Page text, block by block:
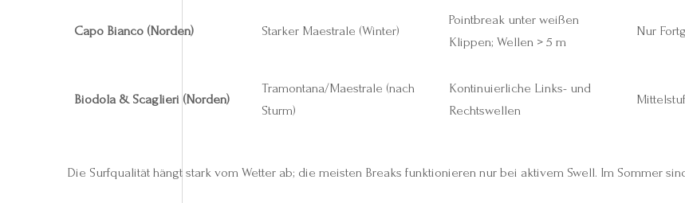
Capo Bianco (Norden) Starker Maestrale (Winter)
Pointbreak unter weißen
Klippen; Wellen > 5 m
Nur
Biodola & Scaglieri (Norden)
Tramontana/Maestrale (nach
Sturm)
Kontinuierliche Links- und
Rechtswellen
Die Surfqualität hängt stark vom Wetter ab; die meisten Breaks funktionieren nur bei aktivem Swell. Im Sommer